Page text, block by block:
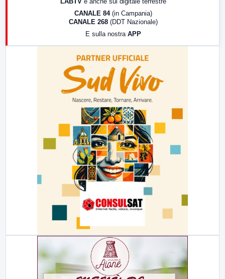
CANALE 84 (in Campania)
CANALE 268 (DDT Nazionale)
E sulla nostra APP